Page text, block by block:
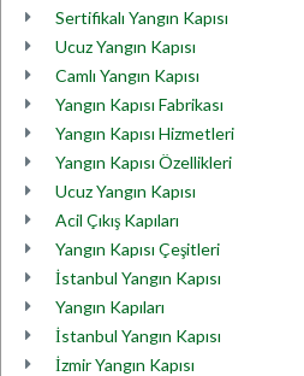
Sertifikalı Yangın Kapısı
Ucuz Yangın Kapısı
Camlı Yangın Kapısı
Yangın Kapısı Fabrikası
Yangın Kapısı Hizmetleri
Yangın Kapısı Özellikleri
Ucuz Yangın Kapısı
Acil Çıkış Kapıları
Yangın Kapısı Çeşitleri
İstanbul Yangın Kapısı
Yangın Kapıları
İstanbul Yangın Kapısı
İzmir Yangın Kapısı